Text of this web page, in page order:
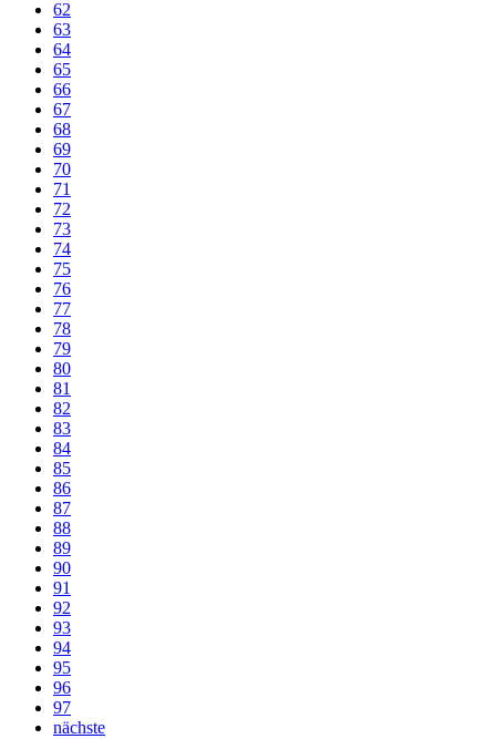
62
63
64
65
66
67
68
69
70
71
72
73
74
75
76
77
78
79
80
81
82
83
84
85
86
87
88
89
90
91
92
93
94
95
96
97
nächste